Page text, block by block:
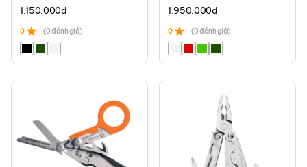
1.150.000đ
0 (0 đánh giá)
1.950.000đ
0 (0 đánh giá)